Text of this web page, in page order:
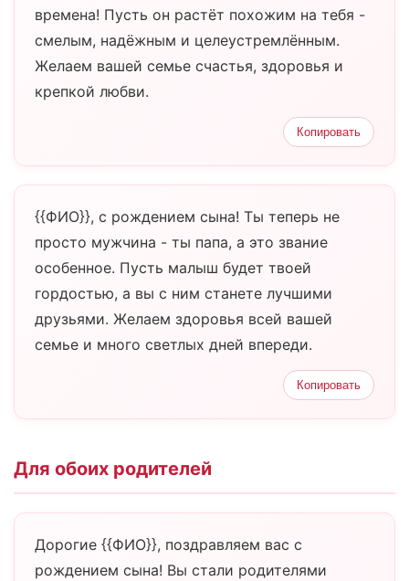
времена! Пусть он растёт похожим на тебя -
смелым, надёжным и целеустремлённым.
Желаем вашей семье счастья, здоровья и
крепкой любви.
Копировать
{{ФИО}}, с рождением сына! Ты теперь не
просто мужчина - ты папа, а это звание
особенное. Пусть малыш будет твоей
гордостью, а вы с ним станете лучшими
друзьями. Желаем здоровья всей вашей
семье и много светлых дней впереди.
Копировать
Для обоих родителей
Дорогие {{ФИО}}, поздравляем вас с
рождением сына! Вы стали родителями